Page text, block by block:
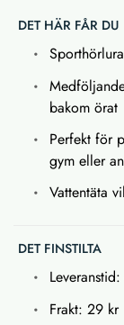
DET HÄR FÅR DU
bakom örat
Perfekt för
gym eller
Vattentäta
DET FINSTILTA
Frakt: 29 kr